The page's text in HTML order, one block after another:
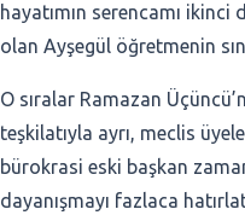
hayatımın serencamı
olan Ayşegül öğretmenin
O sıralar Ramazan
teşkilatıyla ayrı, meclis
bürokrasi eski başkan
dayanışmayı fazlaca